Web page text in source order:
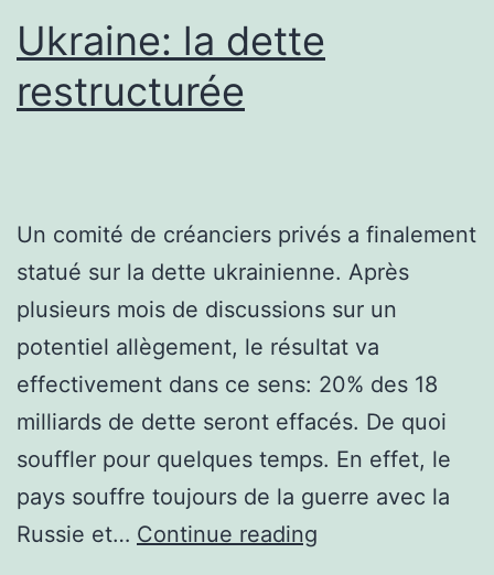
Ukraine: la dette
restructurée
Un comité de créanciers privés a finalement
statué sur la dette ukrainienne. Après
plusieurs mois de discussions sur un
potentiel allègement, le résultat va
effectivement dans ce sens: 20% des 18
milliards de dette seront effacés. De quoi
souffler pour quelques temps. En effet, le
pays souffre toujours de la guerre avec la
Russie et… Continue reading